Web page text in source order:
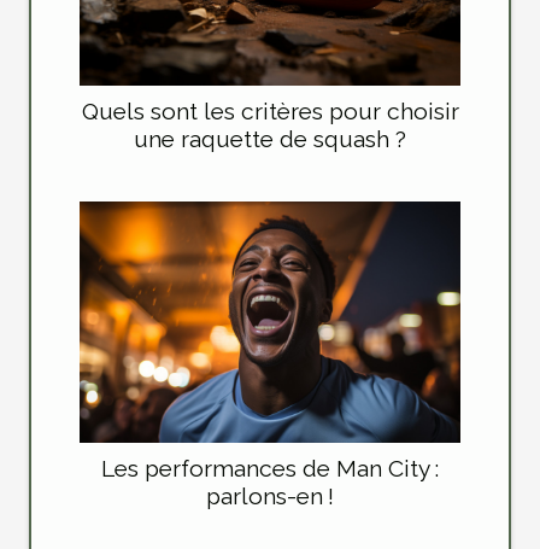
Quels sont les critères pour choisir
une raquette de squash ?
Les performances de Man City :
parlons-en !